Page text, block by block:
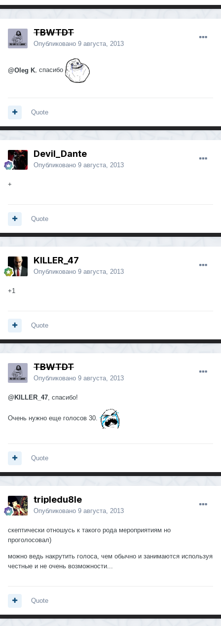
TBWTDT
Опубликовано 9 августа, 2013
@Oleg K, спасибо
Quote
Devil_Dante
Опубликовано 9 августа, 2013
+
Quote
KILLER_47
Опубликовано 9 августа, 2013
+1
Quote
TBWTDT
Опубликовано 9 августа, 2013
@KILLER_47, спасибо!
Очень нужно еще голосов 30.
Quote
tripledu8le
Опубликовано 9 августа, 2013
скептически отношусь к такого рода мероприятиям но
проголосовал)
можно ведь накрутить голоса, чем обычно и занимаются используя
честные и не очень возможности...
Quote